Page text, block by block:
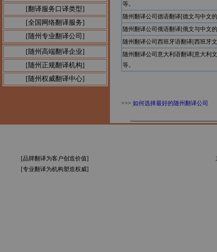
[翻译服务口译类型]
[全国网络翻译服务]
[随州专业翻译公司]
[随州高端翻译企业]
[随州正规翻译机构]
[随州权威翻译中心]
等。
随州翻译公司德语翻译[德文与中文
随州翻译公司俄语翻译[俄文与中文
随州翻译公司西班牙语翻译[西班牙
随州翻译公司意大利语翻译[意大利
等。
>>> 如何选择最好的随州翻译公司
[品牌翻译为客户创造价值]
[专业翻译为机构塑造权威]